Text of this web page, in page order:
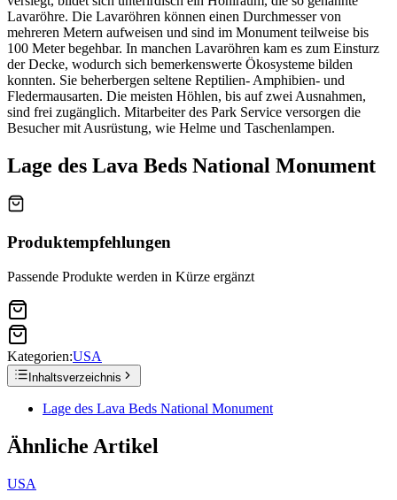
Lavaröhre. Die Lavaröhren können einen Durchmesser von
mehreren Metern aufweisen und sind im Monument teilweise bis
100 Meter begehbar. In manchen Lavaröhren kam es zum Einsturz
der Decke, wodurch sich bemerkenswerte Ökosysteme bilden
konnten. Sie beherbergen seltene Reptilien- Amphibien- und
Fledermausarten. Die meisten Höhlen, bis auf zwei Ausnahmen,
sind frei zugänglich. Mitarbeiter des Park Service versorgen die
Besucher mit Ausrüstung, wie Helme und Taschenlampen.
Lage des Lava Beds National Monument
Produktempfehlungen
Passende Produkte werden in Kürze ergänzt
Kategorien:USA
Inhaltsverzeichnis
Lage des Lava Beds National Monument
Ähnliche Artikel
USA